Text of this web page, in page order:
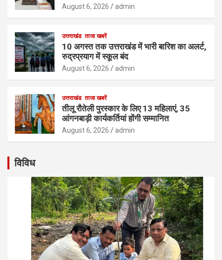
August 6, 2026 admin
उत्तराखंड ताजा खबरें
10 अगस्त तक उत्तराखंड में भारी बारिश का अलर्ट,
रुद्रप्रयाग में स्कूल बंद
August 6, 2026 admin
उत्तराखंड ताजा खबरें
तीलू रौतेली पुरस्कार के लिए 13 महिलाएं, 35
आंगनबाड़ी कार्यकर्तियां होंगी सम्मानित
August 6, 2026 admin
विविध